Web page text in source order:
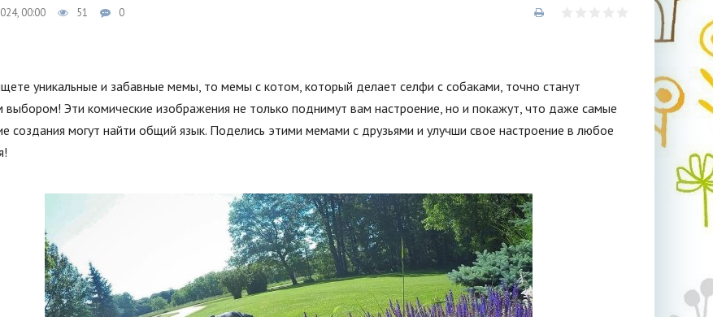
00:00 51 0
уникальные и забавные мемы, то мемы с котом, который делает селфи с собаками, точно станут
выбором! Эти комические изображения не только поднимут вам настроение, но и покажут, что даже самые
создания могут найти общий язык. Поделись этими мемами с друзьями и улучши свое настроение в любое